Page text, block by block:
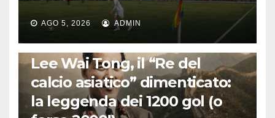
AGO 5, 2026 ADMIN
LA STORIA DEL CALCIO
Lee Wai Tong, il “Re del
calcio asiatico” dimenticato:
la leggenda dei 1200 gol (o